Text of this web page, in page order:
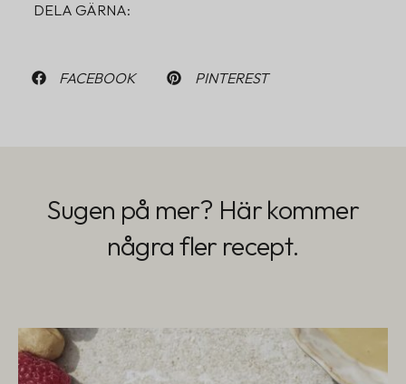
DELA GÄRNA:
FACEBOOK PINTEREST
Sugen på mer? Här kommer
några fler recept.